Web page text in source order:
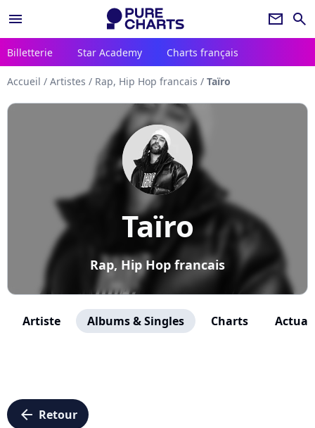
menu newsletter search
Billetterie Star Academy Charts français
Accueil / Artistes / Rap, Hip Hop francais / Taïro
Taïro
Rap, Hip Hop francais
Artiste Albums & Singles Charts
arrow_left Retour